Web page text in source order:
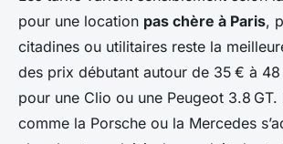
pour une location pas chère à Paris,
citadines ou utilitaires reste la
des prix débutant autour de 35 € à
pour une Clio ou une Peugeot 3.8 GT.
comme la Porsche ou la Mercedes